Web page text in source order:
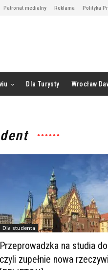
Patronat medialny Reklama Polityka
Dla Turysty Wrocław
Dla studenta
Przeprowadzka na studia do
czyli zupełnie nowa